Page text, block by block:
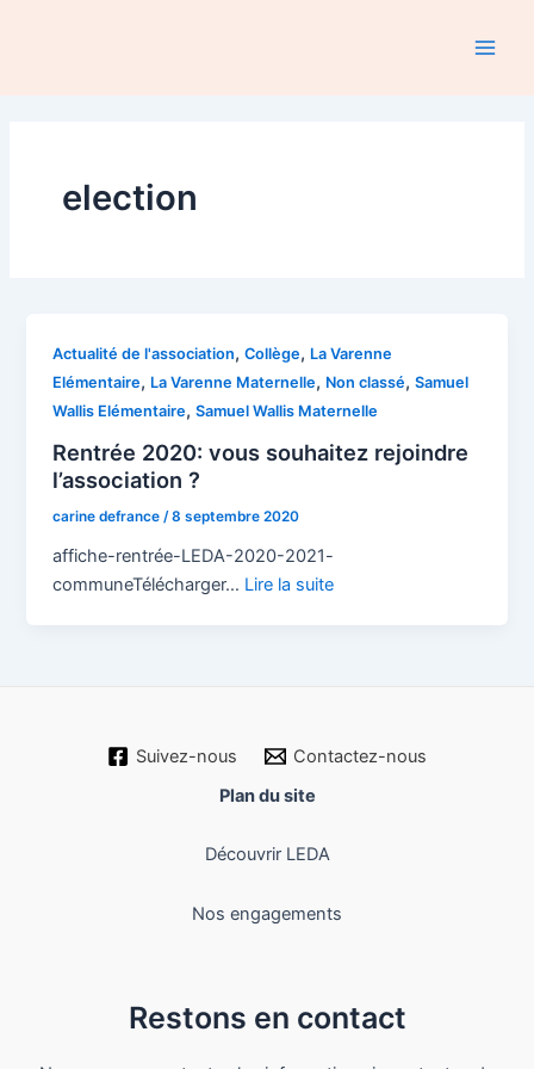
election
Actualité de l'association,Collège, La Varenne
Elémentaire, La Varenne Maternelle, Non classé,Samuel
Wallis Elémentaire,Samuel Wallis Maternelle
Rentrée 2020: vous souhaitez rejoindre
l’association ?
carine defrance/8 septembre 2020
affiche-rentrée-LEDA-2020-2021-
communeTélécharger… Lire la suite
Suivez-nous
Contactez-nous
Plan du site
Découvrir LEDA
Nos engagements
Restons en contact